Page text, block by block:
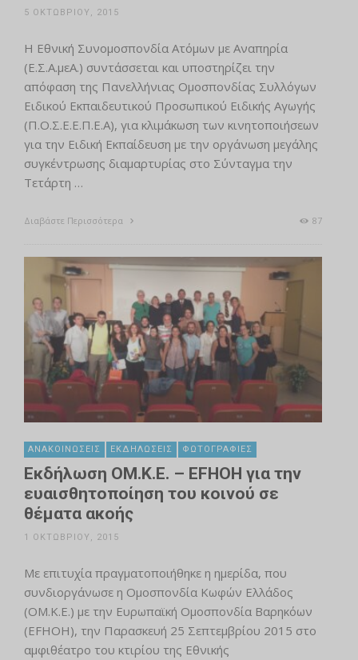
5 ΟΚΤΩΒΡΊΟΥ, 2015
Η Εθνική Συνομοσπονδία Ατόμων με Αναπηρία
(Ε.Σ.Α.μεΑ.) συντάσσεται και υποστηρίζει την
απόφαση της Πανελλήνιας Ομοσπονδίας Συλλόγων
Ειδικού Εκπαιδευτικού Προσωπικού Ειδικής Αγωγής
(Π.Ο.Σ.Ε.Ε.Π.Ε.Α), για κλιμάκωση των κινητοποιήσεων
για την Ειδική Εκπαίδευση με την οργάνωση μεγάλης
συγκέντρωσης διαμαρτυρίας στο Σύνταγμα την
Τετάρτη …
Διαβάστε Περισσότερα 87
ΑΝΑΚΟΙΝΏΣΕΙΣ ΕΚΔΗΛΏΣΕΙΣ ΦΩΤΟΓΡΑΦΊΕΣ
Εκδήλωση OM.K.E. – EFHOH για την
ευαισθητοποίηση του κοινού σε
θέματα ακοής
1 ΟΚΤΩΒΡΊΟΥ, 2015
Με επιτυχία πραγματοποιήθηκε η ημερίδα, που
συνδιοργάνωσε η Ομοσπονδία Κωφών Ελλάδος
(ΟΜ.Κ.Ε.) με την Ευρωπαϊκή Ομοσπονδία Βαρηκόων
(EFHOH), την Παρασκευή 25 Σεπτεμβρίου 2015 στο
αμφιθέατρο του κτιρίου της Εθνικής